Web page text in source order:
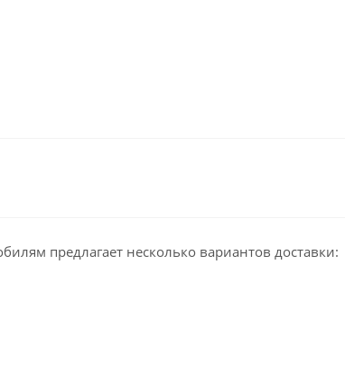
предлагает несколько вариантов доставки: